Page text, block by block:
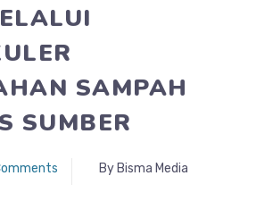
SAMPAH
SUMBER
By Bisma Media